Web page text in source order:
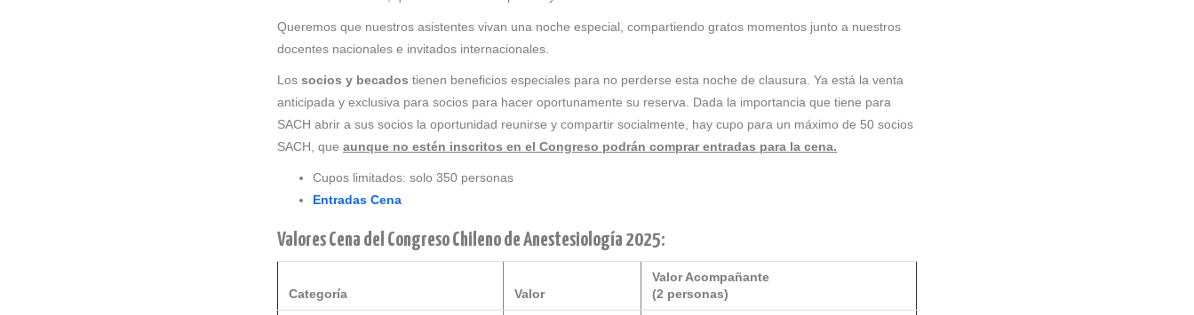
Queremos que nuestros asistentes vivan una noche especial, compartiendo gratos momentos junto a nuestros
docentes nacionales e invitados internacionales.
Los socios y becados tienen beneficios especiales para no perderse esta noche de clausura. Ya está la venta
anticipada y exclusiva para socios para hacer oportunamente su reserva. Dada la importancia que tiene para
SACH abrir a sus socios la oportunidad reunirse y compartir socialmente, hay cupo para un máximo de 50 socios
SACH, que aunque no estén inscritos en el Congreso podrán comprar entradas para la cena.
Cupos limitados: solo 350 personas
Entradas Cena
Valores Cena del Congreso Chileno de Anestesiología 2025:
Categoría Valor
Valor Acompañante
(2 personas)